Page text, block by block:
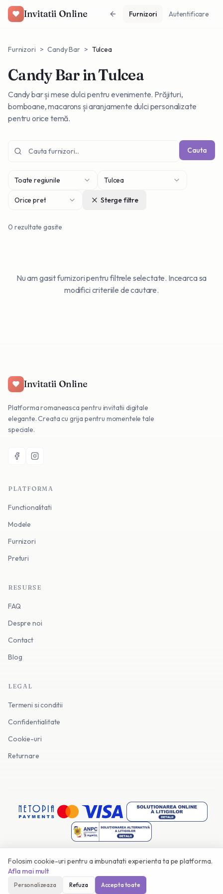
Invitatii Online Furnizori Autentificare
Furnizori > Candy Bar > Tulcea
Candy Barin Tulcea
Candy bar și mese dulci pentru evenimente. Prăjituri,
bomboane, macarons și aranjamente dulci personalizate
pentru orice temă.
Cauta
Toate regiunile Tulcea
Orice pret Sterge filtre
0 rezultate gasite
Nu am gasit furnizori pentru filtrele selectate. Incearca sa
modifici criteriile de cautare.
Invitatii Online
Platforma romaneasca pentru invitatii digitale
elegante. Creata cu grija pentru momentele tale
speciale.
PLATFORMA
Functionalitati
Modele
Furnizori
Preturi
RESURSE
FAQ
Despre noi
Contact
Blog
LEGAL
Termeni si conditii
Confidentialitate
Cookie-uri
Returnare
©2026
Facut cu
in Romania
Folosim cookie-uri pentru a imbunatati experienta ta pe platforma.
Afla mai mult
Personalizeaza Refuza Accepta toate